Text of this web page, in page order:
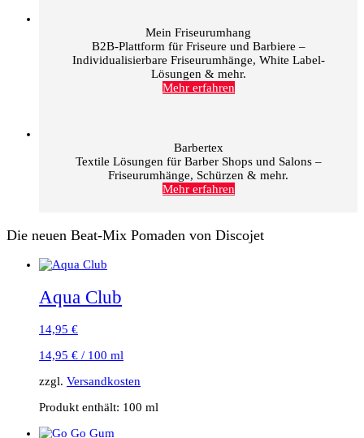
Mein Friseurumhang
B2B-Plattform für Friseure und Barbiere –
Individualisierbare Friseurumhänge, White Label-
Lösungen & mehr.
Mehr erfahren
Barbertex
Textile Lösungen für Barber Shops und Salons –
Friseurumhänge, Schürzen & mehr.
Mehr erfahren
Die neuen Beat-Mix Pomaden von Discojet
Aqua Club
14,95 €
14,95 € / 100 ml
zzgl. Versandkosten
Produkt enthält: 100 ml